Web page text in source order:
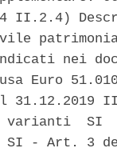
II.2.4)
nei
Euro
varianti
SI - Art. 3